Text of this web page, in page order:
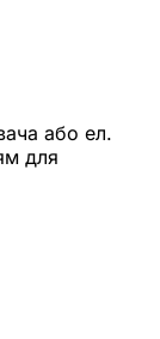
або ел.
для